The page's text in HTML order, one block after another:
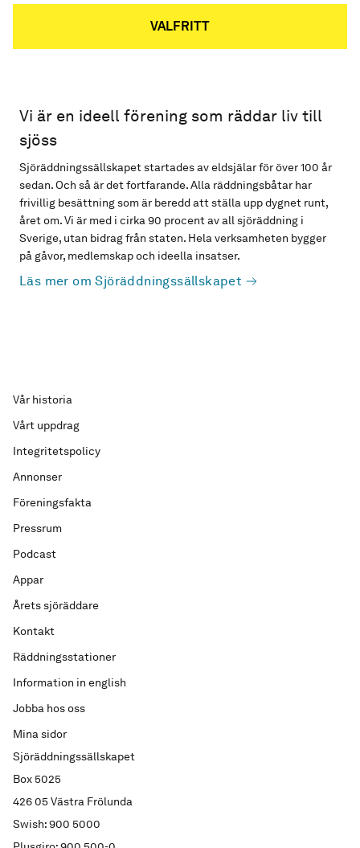
VALFRITT
Vi är en ideell förening som räddar liv till
sjöss
Sjöräddningssällskapet startades av eldsjälar för över 100 år
sedan. Och så är det fortfarande. Alla räddningsbåtar har
frivillig besättning som är beredd att ställa upp dygnet runt,
året om. Vi är med i cirka 90 procent av all sjöräddning i
Sverige, utan bidrag från staten. Hela verksamheten bygger
på gåvor, medlemskap och ideella insatser.
Läs mer om Sjöräddningssällskapet
Sjöräddningssällskapet
Box 5025
426 05 Västra Frölunda
Swish: 900 5000
Vår historia
Vårt uppdrag
Integritetspolicy
Annonser
Föreningsfakta
Pressrum
Podcast
Appar
Årets sjöräddare
Kontakt
Räddningsstationer
Information in english
Jobba hos oss
Mina sidor